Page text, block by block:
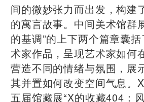
间的微妙张⼒⽽出发，构建
的寓⾔故事。中间美术馆群
的基调”的上下两个篇章囊
术家作品，呈现艺术家如何
营造不同的情绪与氛围，展
其并置如何改变空间气息。
五届馆藏展“X的收藏404：